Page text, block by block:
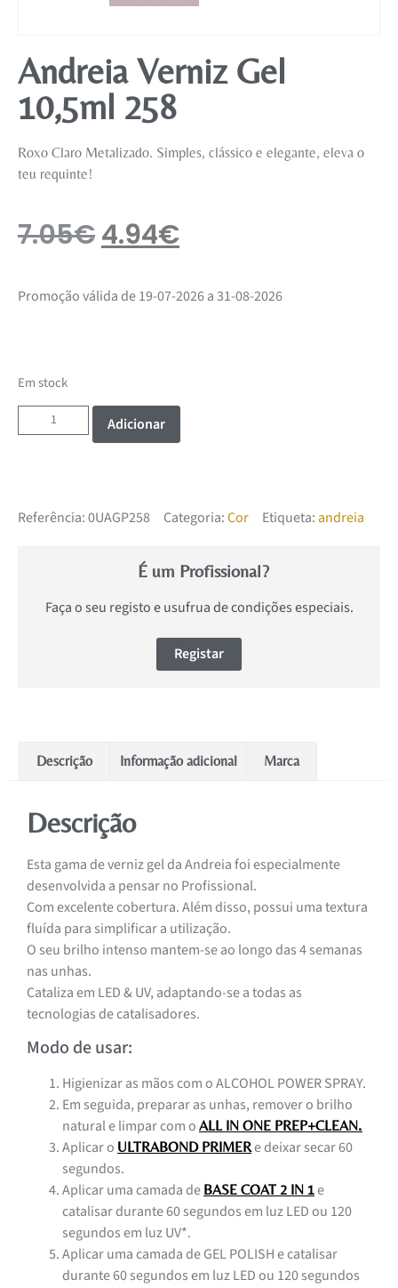
Andreia Verniz Gel
10,5ml 258
Roxo Claro Metalizado. Simples, clássico e elegante, eleva o
teu requinte!
7.05€4.94€
Promoção válida de 19-07-2026 a 31-08-2026
Em stock
Adicionar
Referência:0UAGP258 Categoria:Cor Etiqueta:andreia
É um Profissional?
Faça o seu registo e usufrua de condições especiais.
Registar
Descrição Informação adicional Marca
Descrição
Esta gama de verniz gel da Andreia foi especialmente
desenvolvida a pensar no Profissional.
Com excelente cobertura. Além disso, possui uma textura
fluída para simplificar a utilização.
O seu brilho intenso mantem-se ao longo das 4 semanas
nas unhas.
Cataliza em LED & UV, adaptando-se a todas as
tecnologias de catalisadores.
Modo de usar:
Higienizar as mãos com o ALCOHOL POWER SPRAY.
Em seguida, preparar as unhas, remover o brilho
natural e limpar com o ALL IN ONE PREP+CLEAN.
Aplicar o ULTRABOND PRIMERe deixar secar 60
segundos.
Aplicar uma camada de BASE COAT 2 IN 1e
catalisar durante 60 segundos em luz LED ou 120
segundos em luz UV*.
Aplicar uma camada de GEL POLISH e catalisar
durante 60 segundos em luz LED ou 120 segundos